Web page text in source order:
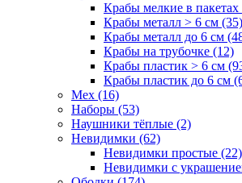
Крабы мелкие в пакетах
Крабы металл > 6 см (35)
Крабы металл до 6 см
Крабы на трубочке (12)
Крабы пластик > 6 см
Крабы пластик до 6 см
Мех (16)
Наборы (53)
Наушники тёплые (2)
Невидимки (62)
Невидимки простые (22)
Невидимки с